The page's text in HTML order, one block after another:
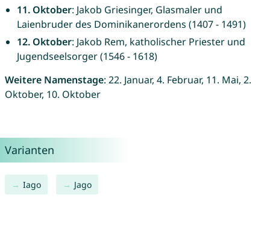
11. Oktober: Jakob Griesinger, Glasmaler und
Laienbruder des Dominikanerordens (1407 - 1491)
12. Oktober: Jakob Rem, katholischer Priester und
Jugendseelsorger (1546 - 1618)
Weitere Namenstage: 22. Januar, 4. Februar, 11. Mai, 2.
Oktober, 10. Oktober
Varianten
Iago Jago